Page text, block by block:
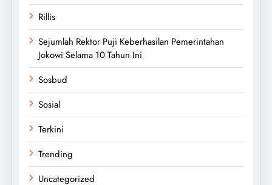
Rillis
Sejumlah Rektor Puji Keberhasilan Pemerintahan
Jokowi Selama 10 Tahun Ini
Sosbud
Sosial
Terkini
Trending
Uncategorized